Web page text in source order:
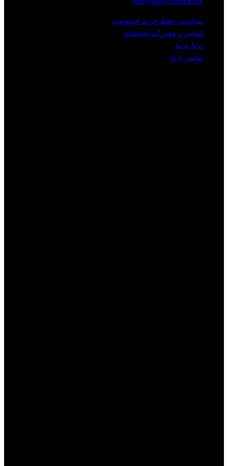
سیاست حفظ حریم خصوصی
قوانین و مقررات استفاده
درباره ما
تماس با ما